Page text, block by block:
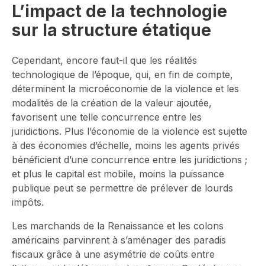
L’impact de la technologie
sur la structure étatique
Cependant, encore faut-il que les réalités
technologique de l’époque, qui, en fin de compte,
déterminent la microéconomie de la violence et les
modalités de la création de la valeur ajoutée,
favorisent une telle concurrence entre les
juridictions. Plus l’économie de la violence est sujette
à des économies d’échelle, moins les agents privés
bénéficient d’une concurrence entre les juridictions ;
et plus le capital est mobile, moins la puissance
publique peut se permettre de prélever de lourds
impôts.
Les marchands de la Renaissance et les colons
américains parvinrent à s’aménager des paradis
fiscaux grâce à une asymétrie de coûts entre